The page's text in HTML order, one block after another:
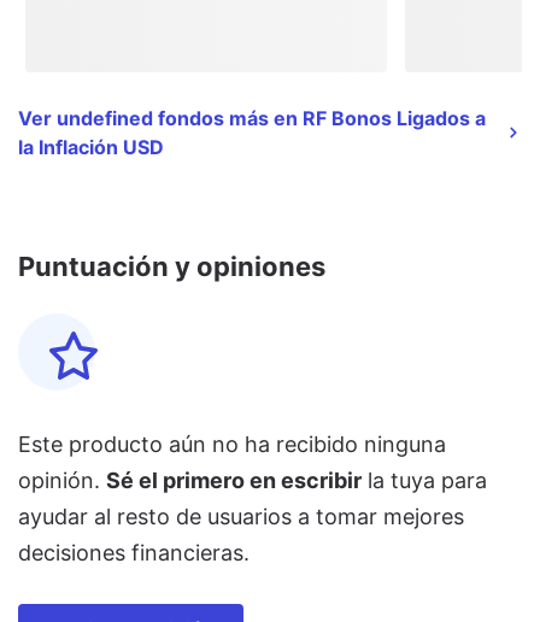
Ver undefined fondos más en RF Bonos Ligados a
la Inflación USD
Puntuación y opiniones
Este producto aún no ha recibido ninguna
opinión. Sé el primero en escribir la tuya para
ayudar al resto de usuarios a tomar mejores
decisiones financieras.